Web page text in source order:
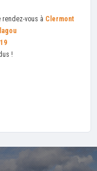
rendez-vous à Clermont
!